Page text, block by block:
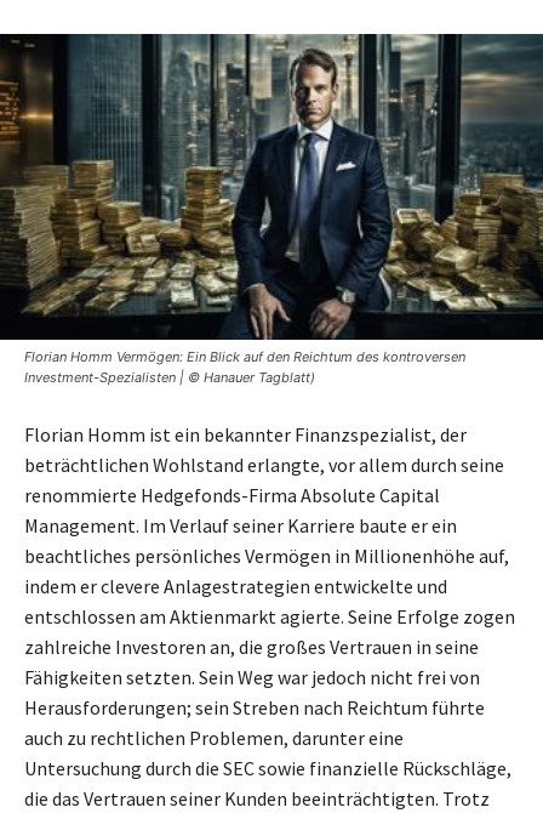
Florian Homm Vermögen: Ein Blick auf den Reichtum des kontroversen
Investment-Spezialisten | © Hanauer Tagblatt)
Florian Homm ist ein bekannter Finanzspezialist, der
beträchtlichen Wohlstand erlangte, vor allem durch seine
renommierte Hedgefonds-Firma Absolute Capital
Management. Im Verlauf seiner Karriere baute er ein
beachtliches persönliches Vermögen in Millionenhöhe auf,
indem er clevere Anlagestrategien entwickelte und
entschlossen am Aktienmarkt agierte. Seine Erfolge zogen
zahlreiche Investoren an, die großes Vertrauen in seine
Fähigkeiten setzten. Sein Weg war jedoch nicht frei von
Herausforderungen; sein Streben nach Reichtum führte
auch zu rechtlichen Problemen, darunter eine
Untersuchung durch die SEC sowie finanzielle Rückschläge,
die das Vertrauen seiner Kunden beeinträchtigten. Trotz